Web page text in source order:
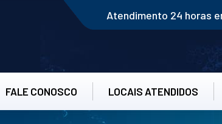
Atendimento 24 horas
FALE CONOSCO LOCAIS ATENDIDOS